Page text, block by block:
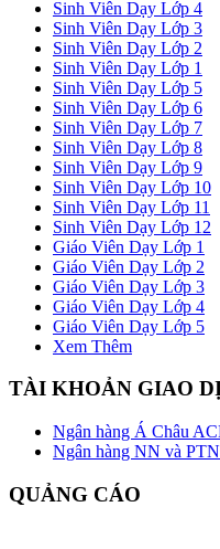
Sinh Viên Dạy Lớp 4
Sinh Viên Dạy Lớp 3
Sinh Viên Dạy Lớp 2
Sinh Viên Dạy Lớp 1
Sinh Viên Dạy Lớp 5
Sinh Viên Dạy Lớp 6
Sinh Viên Dạy Lớp 7
Sinh Viên Dạy Lớp 8
Sinh Viên Dạy Lớp 9
Sinh Viên Dạy Lớp 10
Sinh Viên Dạy Lớp 11
Sinh Viên Dạy Lớp 12
Giáo Viên Dạy Lớp 1
Giáo Viên Dạy Lớp 2
Giáo Viên Dạy Lớp 3
Giáo Viên Dạy Lớp 4
Giáo Viên Dạy Lớp 5
Xem Thêm
TÀI KHOẢN GIAO
Ngân hàng Á Châu
Ngân hàng NN và
QUẢNG CÁO